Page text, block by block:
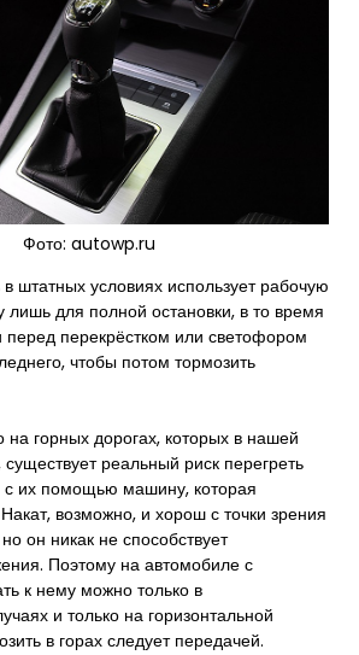
Фото: autowp.ru
штатных условиях использует рабочую
лишь для полной остановки, в то время
перед перекрёстком или светофором
чтобы потом тормозить
на горных дорогах, которых в нашей
существует реальный риск перегреть
с их помощью машину, которая
возможно, и хорош с точки зрения
он никак не способствует
Поэтому на автомобиле с
к нему можно только в
и только на горизонтальной
в горах следует передачей.